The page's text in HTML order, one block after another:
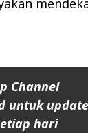
Channel
untuk update
hari